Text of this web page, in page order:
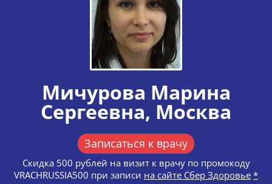
Мичурова Марина
Сергеевна, Москва
Записаться к врачу
Скидка 500 рублей на визит к врачу по промокоду
VRACHRUSSIA500 при записи на сайте Сбер Здоровье *